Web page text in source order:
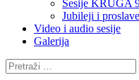
Sesije KRUGA
Jubileji i proslave
Video i audio sesije
Galerija
Pretraga: